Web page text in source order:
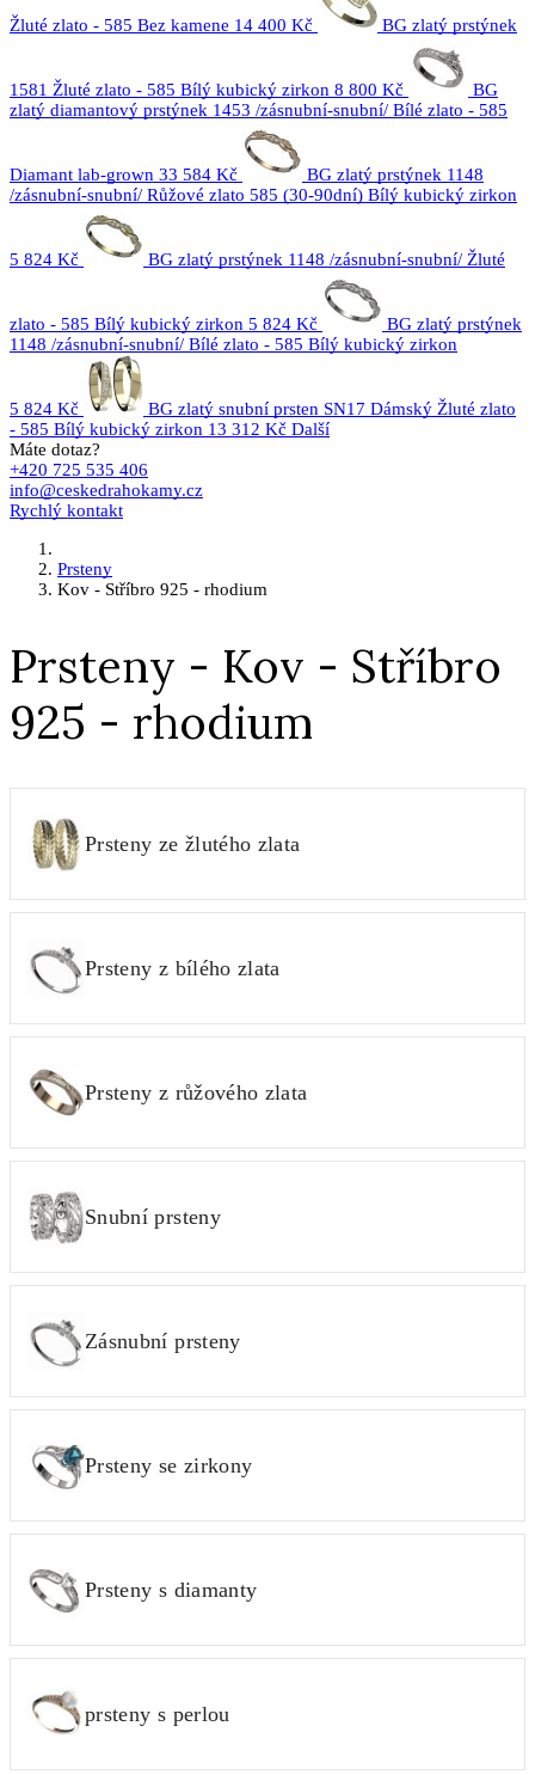
Žluté zlato - 585 Bez kamene 14 400 Kč BG zlatý prstýnek
1581 Žluté zlato - 585 Bílý kubický zirkon 8 800 Kč
BG
zlatý diamantový prstýnek 1453 /zásnubní-snubní/ Bílé zlato - 585
Diamant lab-grown 33 584 Kč
BG zlatý prstýnek 1148
/zásnubní-snubní/ Růžové zlato 585 (30-90dní) Bílý kubický zirkon
5 824 Kč BG zlatý prstýnek 1148 /zásnubní-snubní/ Žluté
zlato - 585 Bílý kubický zirkon 5 824 Kč
BG zlatý prstýnek
1148 /zásnubní-snubní/ Bílé zlato - 585 Bílý kubický zirkon
5 824 Kč
BG zlatý snubní prsten SN17 Dámský Žluté zlato
- 585 Bílý kubický zirkon 13 312 Kč Další
Máte dotaz?
+420 725 535 406
info@ceskedrahokamy.cz
Rychlý kontakt
Prsteny
Kov - Stříbro 925 - rhodium
Prsteny - Kov - Stříbro
925 - rhodium
Prsteny ze žlutého zlata
Prsteny z bílého zlata
Prsteny z růžového zlata
Snubní prsteny
Zásnubní prsteny
Prsteny se zirkony
Prsteny s diamanty
prsteny s perlou